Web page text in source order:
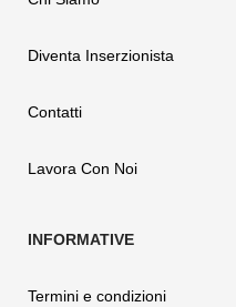
Diventa Inserzionista
Contatti
Lavora Con Noi
Termini e condizioni